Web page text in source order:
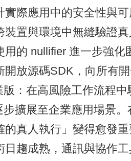
實際應用中的安全性與
裝置與環境中無縫驗證
用的 nullifier 進一步強化
開放源碼SDK，向所有
在高風險工作流程中
展至企業應用場景。
的真人執行」變得愈發
趨成熟，通訊與協作工